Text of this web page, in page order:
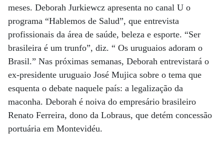
meses. Deborah Jurkiewcz apresenta no canal U o
programa “Hablemos de Salud”, que entrevista
profissionais da área de saúde, beleza e esporte. “Ser
brasileira é um trunfo”, diz. “ Os uruguaios adoram o
Brasil.” Nas próximas semanas, Deborah entrevistará o
ex-presidente uruguaio José Mujica sobre o tema que
esquenta o debate naquele país: a legalização da
maconha. Deborah é noiva do empresário brasileiro
Renato Ferreira, dono da Lobraus, que detém concessão
portuária em Montevidéu.